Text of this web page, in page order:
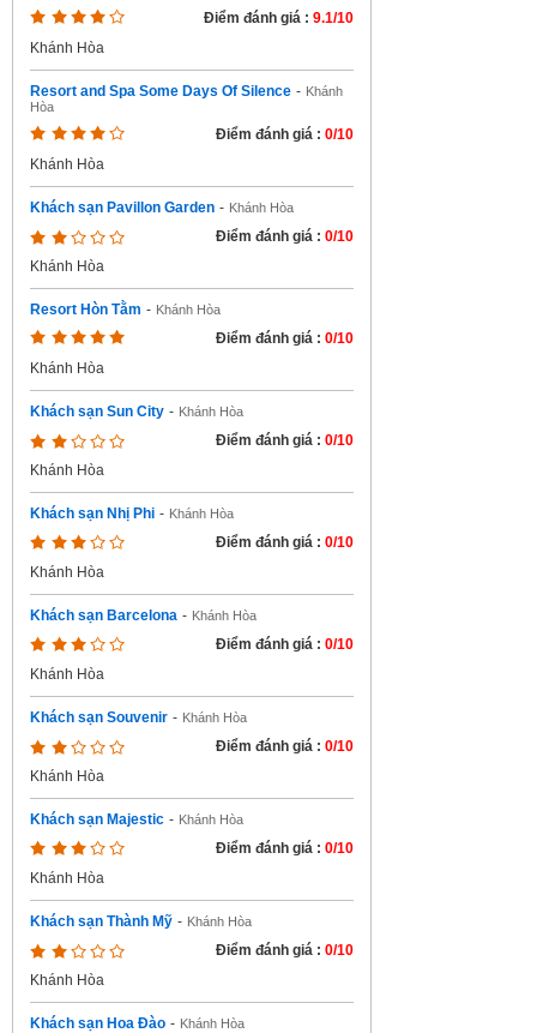
Điểm đánh giá : 9.1/10
Khánh Hòa
Resort and Spa Some Days Of Silence - Khánh
Hòa
Điểm đánh giá : 0/10
Khánh Hòa
Khách sạn Pavillon Garden - Khánh Hòa
Điểm đánh giá : 0/10
Khánh Hòa
Resort Hòn Tằm - Khánh Hòa
Điểm đánh giá : 0/10
Khánh Hòa
Khách sạn Sun City - Khánh Hòa
Điểm đánh giá : 0/10
Khánh Hòa
Khách sạn Nhị Phi - Khánh Hòa
Điểm đánh giá : 0/10
Khánh Hòa
Khách sạn Barcelona - Khánh Hòa
Điểm đánh giá : 0/10
Khánh Hòa
Khách sạn Souvenir - Khánh Hòa
Điểm đánh giá : 0/10
Khánh Hòa
Khách sạn Majestic - Khánh Hòa
Điểm đánh giá : 0/10
Khánh Hòa
Khách sạn Thành Mỹ - Khánh Hòa
Điểm đánh giá : 0/10
Khánh Hòa
Khách sạn Hoa Đào - Khánh Hòa